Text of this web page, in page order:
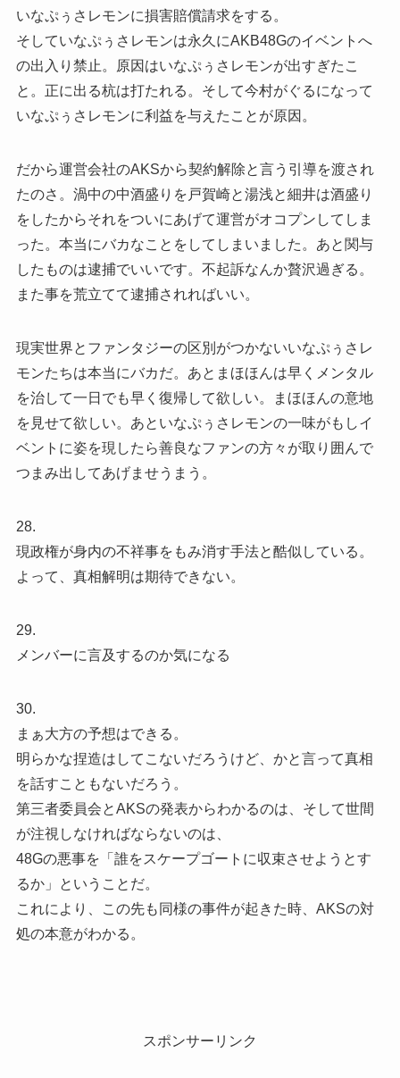
いなぷぅさレモンに損害賠償請求をする。
そしていなぷぅさレモンは永久にAKB48Gのイベントへ
の出入り禁止。原因はいなぷぅさレモンが出すぎたこ
と。正に出る杭は打たれる。そして今村がぐるになって
いなぷぅさレモンに利益を与えたことが原因。
だから運営会社のAKSから契約解除と言う引導を渡され
たのさ。渦中の中酒盛りを戸賀崎と湯浅と細井は酒盛り
をしたからそれをついにあげて運営がオコプンしてしま
った。本当にバカなことをしてしまいました。あと関与
したものは逮捕でいいです。不起訴なんか贅沢過ぎる。
また事を荒立てて逮捕されればいい。
現実世界とファンタジーの区別がつかないいなぷぅさレ
モンたちは本当にバカだ。あとまほほんは早くメンタル
を治して一日でも早く復帰して欲しい。まほほんの意地
を見せて欲しい。あといなぷぅさレモンの一味がもしイ
ベントに姿を現したら善良なファンの方々が取り囲んで
つまみ出してあげませうまう。
28.
現政権が身内の不祥事をもみ消す手法と酷似している。
よって、真相解明は期待できない。
29.
メンバーに言及するのか気になる
30.
まぁ大方の予想はできる。
明らかな捏造はしてこないだろうけど、かと言って真相
を話すこともないだろう。
第三者委員会とAKSの発表からわかるのは、そして世間
が注視しなければならないのは、
48Gの悪事を「誰をスケープゴートに収束させようとす
るか」ということだ。
これにより、この先も同様の事件が起きた時、AKSの対
処の本意がわかる。
スポンサーリンク